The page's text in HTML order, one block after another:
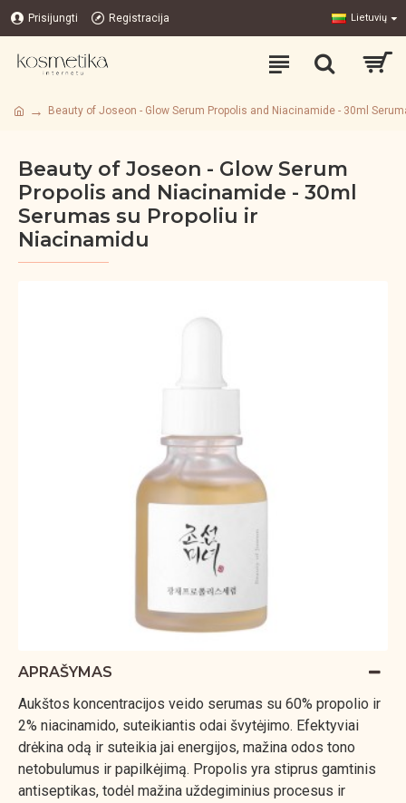
Prisijungti Registracija Lietuvių
Beauty of Joseon - Glow Serum Propolis and Niacinamide - 30ml
Beauty of Joseon - Glow Serum
Propolis and Niacinamide - 30ml
Serumas su Propoliu ir
Niacinamidu
APRAŠYMAS
Aukštos koncentracijos veido serumas su 60% propolio ir
2% niacinamido, suteikiantis odai švytėjimo. Efektyviai
drėkina odą ir suteikia jai energijos, mažina odos tono
netobulumus ir papilkėjimą. Propolis yra stiprus gamtinis
antiseptikas, todėl mažina uždegiminius procesus ir